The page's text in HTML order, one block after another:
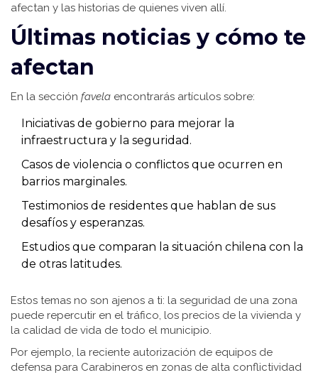
afectan y las historias de quienes viven allí.
Últimas noticias y cómo te
afectan
En la sección favela encontrarás artículos sobre:
Iniciativas de gobierno para mejorar la
infraestructura y la seguridad.
Casos de violencia o conflictos que ocurren en
barrios marginales.
Testimonios de residentes que hablan de sus
desafíos y esperanzas.
Estudios que comparan la situación chilena con la
de otras latitudes.
Estos temas no son ajenos a ti: la seguridad de una zona
puede repercutir en el tráfico, los precios de la vivienda y
la calidad de vida de todo el municipio.
Por ejemplo, la reciente autorización de equipos de
defensa para Carabineros en zonas de alta conflictividad